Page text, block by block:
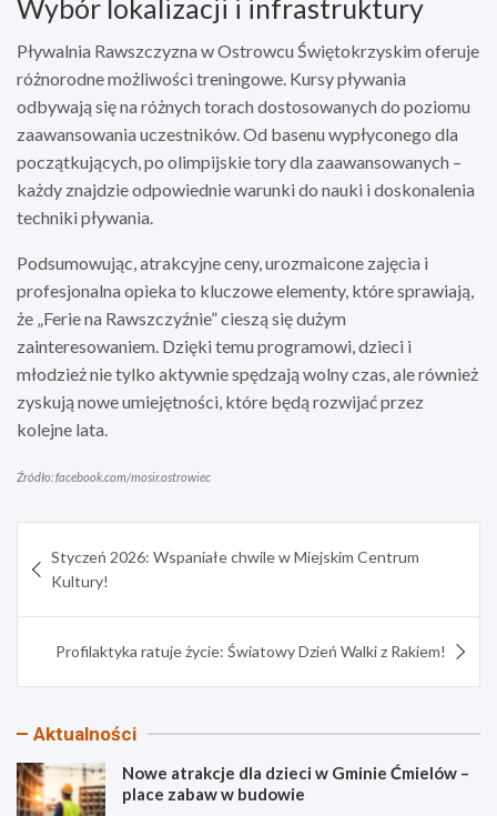
Wybór lokalizacji i infrastruktury
Pływalnia Rawszczyzna w Ostrowcu Świętokrzyskim oferuje
różnorodne możliwości treningowe. Kursy pływania
odbywają się na różnych torach dostosowanych do poziomu
zaawansowania uczestników. Od basenu wypłyconego dla
początkujących, po olimpijskie tory dla zaawansowanych –
każdy znajdzie odpowiednie warunki do nauki i doskonalenia
techniki pływania.
Podsumowując, atrakcyjne ceny, urozmaicone zajęcia i
profesjonalna opieka to kluczowe elementy, które sprawiają,
że „Ferie na Rawszczyźnie” cieszą się dużym
zainteresowaniem. Dzięki temu programowi, dzieci i
młodzież nie tylko aktywnie spędzają wolny czas, ale również
zyskują nowe umiejętności, które będą rozwijać przez
kolejne lata.
Źródło: facebook.com/mosir.ostrowiec
wpisu
Styczeń 2026: Wspaniałe chwile w Miejskim Centrum
Kultury!
Profilaktyka ratuje życie: Światowy Dzień Walki z Rakiem!
Aktualności
Nowe atrakcje dla dzieci w Gminie Ćmielów –
place zabaw w budowie